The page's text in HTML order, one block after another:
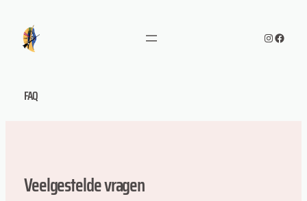
naar
FAQ
Veelgestelde vragen